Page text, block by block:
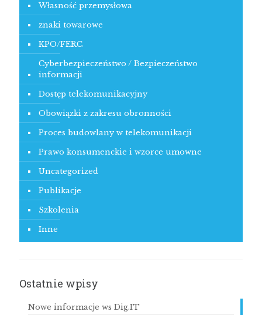
Własność przemysłowa
znaki towarowe
KPO/FERC
Cyberbezpieczeństwo / Bezpieczeństwo
informacji
Dostęp telekomunikacyjny
Obowiązki z zakresu obronności
Proces budowlany w telekomunikacji
Prawo konsumenckie i wzorce umowne
Uncategorized
Publikacje
Szkolenia
Inne
Ostatnie wpisy
Nowe informacje ws Dig.IT